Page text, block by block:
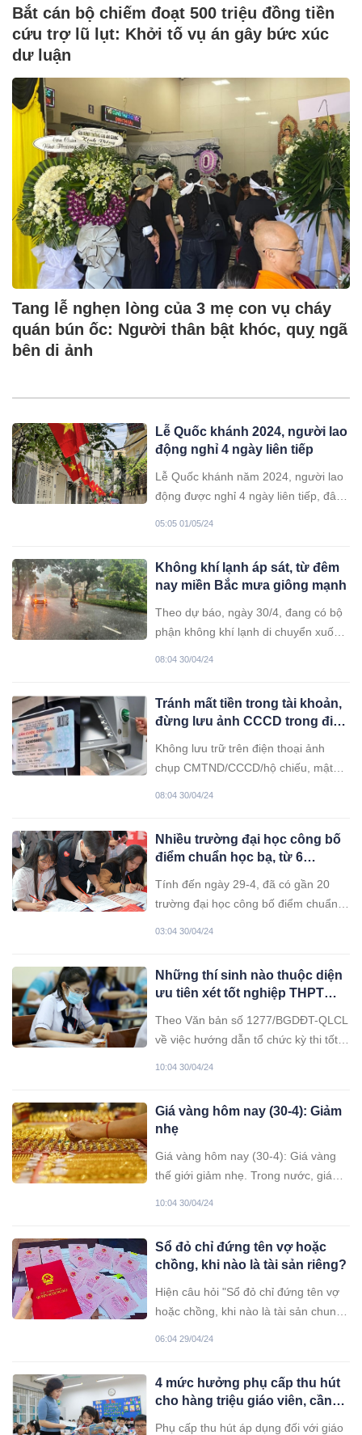
Bắt cán bộ chiếm đoạt 500 triệu đồng tiền
cứu trợ lũ lụt: Khởi tố vụ án gây bức xúc
dư luận
Tang lễ nghẹn lòng của 3 mẹ con vụ cháy
quán bún ốc: Người thân bật khóc, quỵ ngã
bên di ảnh
Lễ Quốc khánh 2024, người lao
động nghỉ 4 ngày liên tiếp
Lễ Quốc khánh năm 2024, người lao
động được nghỉ 4 ngày liên tiếp, đây
05:05 01/05/24
Không khí lạnh áp sát, từ đêm
nay miền Bắc mưa giông mạnh
Theo dự báo, ngày 30/4, đang có bộ
phận không khí lạnh di chuyển xuống
08:04 30/04/24
Tránh mất tiền trong tài khoản,
đừng lưu ảnh CCCD trong điện
Không lưu trữ trên điện thoại ảnh
chụp CMTND/CCCD/hộ chiếu, mật
mất tiền trong tài khoản.
08:04 30/04/24
Nhiều trường đại học công bố
điểm chuẩn học bạ, từ 6
Tính đến ngày 29-4, đã có gần 20
trường đại học công bố điểm chuẩn
có học bạ đạt 6 điểm/môn có thể
trúng tuyển đại học.
03:04 30/04/24
Những thí sinh nào thuộc diện
ưu tiên xét tốt nghiệp THPT
Theo Văn bản số 1277/BGDĐT-QLCL
về việc hướng dẫn tổ chức kỳ thi tốt
tiên khi xét tốt nghiệp THPT.
10:04 30/04/24
Giá vàng hôm nay (30-4): Giảm
nhẹ
Giá vàng hôm nay (30-4): Giá vàng
thế giới giảm nhẹ. Trong nước, giá
10:04 30/04/24
Sổ đỏ chỉ đứng tên vợ hoặc
chồng, khi nào là tài sản riêng?
Hiện câu hỏi "Sổ đỏ chỉ đứng tên vợ
hoặc chồng, khi nào là tài sản chung,
06:04 29/04/24
4 mức hưởng phụ cấp thu hút
cho hàng triệu giáo viên, cần
Phụ cấp thu hút áp dụng đối với giáo